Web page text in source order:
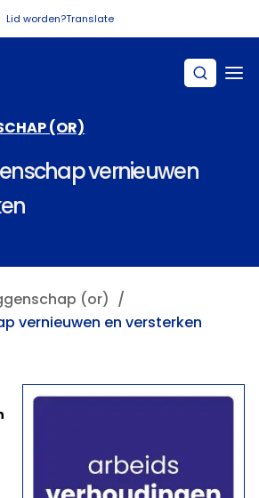
Lid worden?Translate
(OR)
vernieuwen
(or)
vernieuwen en versterken